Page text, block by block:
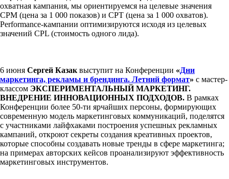
охватная кампания, мы ориентируемся на целевые значения
CPM (цена за 1 000 показов) и CPT (цена за 1 000 охватов).
Performance-кампании оптимизируются исходя из целевых
значений CPL (стоимость одного лида).
6 июня Сергей Казак выступит на Конференции «Дни
маркетинга, рекламы и брендинга. Летний формат» с мастер-
классом ЭКСПЕРИМЕНТАЛЬНЫЙ МАРКЕТИНГ.
ВНЕДРЕНИЕ ИННОВАЦИОННЫХ ПОДХОДОВ. В рамках
Конференции более 50-ти ярчайших персоны, формирующих
современную модель маркетинговых коммуникаций, поделятся
с участниками лайфхаками построения успешных рекламных
кампаний, откроют секреты создания креативных проектов,
которые способны создавать новые тренды в сфере маркетинга;
на примерах авторских кейсов проанализируют эффективность
маркетинговых инструментов.